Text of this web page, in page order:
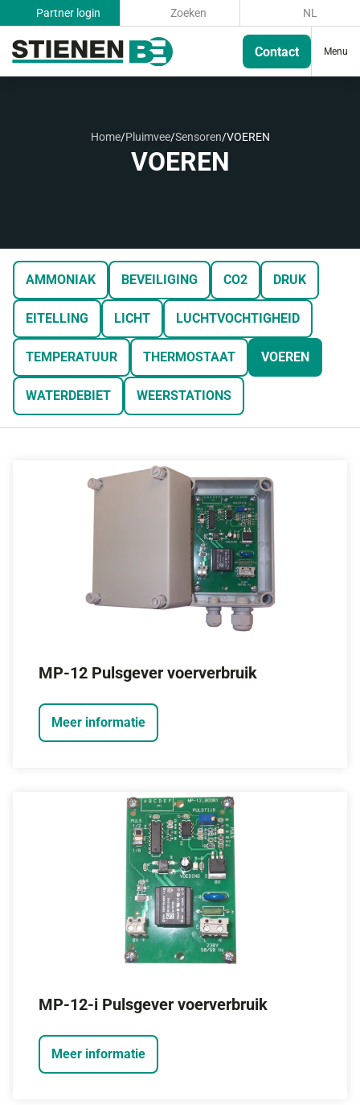
Partner login Zoeken NL
Contact Menu
Home/Pluimvee/Sensoren/VOEREN
VOEREN
AMMONIAK BEVEILIGING CO2 DRUK
EITELLING LICHT LUCHTVOCHTIGHEID
TEMPERATUUR THERMOSTAAT VOEREN
WATERDEBIET WEERSTATIONS
MP-12 Pulsgever voerverbruik
Meer informatie
MP-12-i Pulsgever voerverbruik
Meer informatie